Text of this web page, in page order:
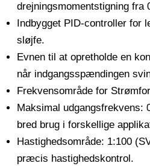
drejningsmomentstigning fra
Indbygget PID-controller for
sløjfe.
Evnen til at opretholde en
når indgangsspændingen
Frekvensområde for
Maksimal udgangsfrekvens:
bred brug i forskellige
Hastighedsområde: 1:100
præcis hastighedskontrol.